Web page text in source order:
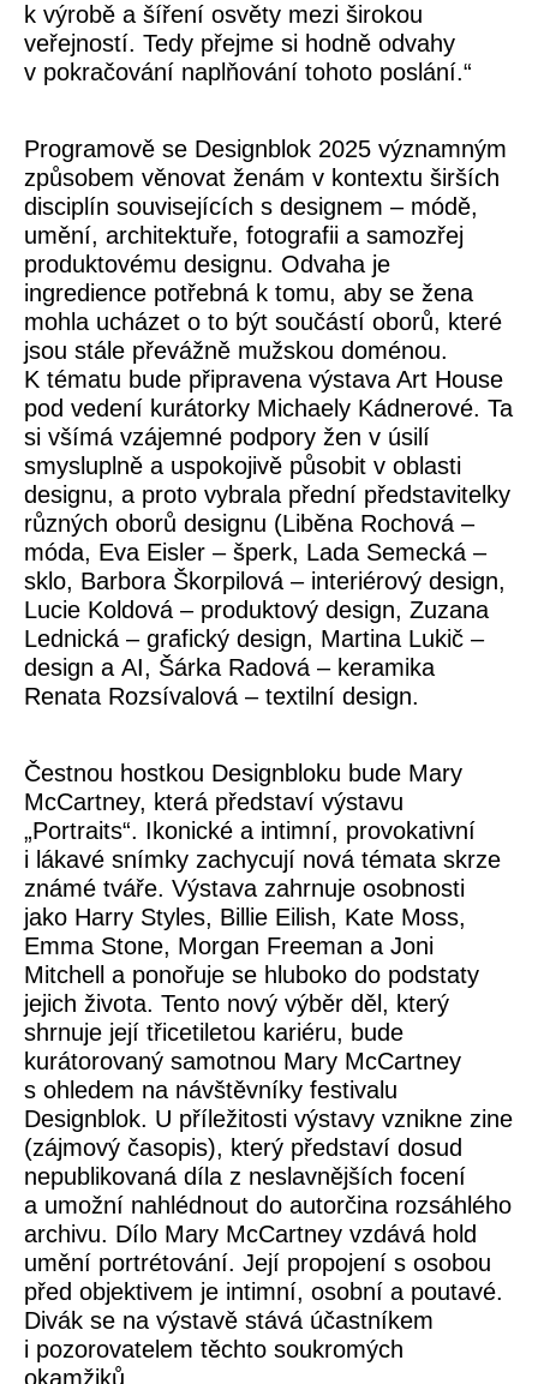
k výrobě a šíření osvěty mezi širokou
veřejností. Tedy přejme si hodně odvahy
v pokračování naplňování tohoto poslání.“
Programově se Designblok 2025 významným
způsobem věnovat ženám v kontextu širších
disciplín souvisejících s designem – módě,
umění, architektuře, fotografii a samozřej
produktovému designu. Odvaha je
ingredience potřebná k tomu, aby se žena
mohla ucházet o to být součástí oborů, které
jsou stále převážně mužskou doménou.
K tématu bude připravena výstava Art House
pod vedení kurátorky Michaely Kádnerové. Ta
si všímá vzájemné podpory žen v úsilí
smysluplně a uspokojivě působit v oblasti
designu, a proto vybrala přední představitelky
různých oborů designu (Liběna Rochová –
móda, Eva Eisler – šperk, Lada Semecká –
sklo, Barbora Škorpilová – interiérový design,
Lucie Koldová – produktový design, Zuzana
Lednická – grafický design, Martina Lukič –
design a AI, Šárka Radová – keramika
Renata Rozsívalová – textilní design.
Čestnou hostkou Designbloku bude Mary
McCartney, která představí výstavu
„Portraits“. Ikonické a intimní, provokativní
i lákavé snímky zachycují nová témata skrze
známé tváře. Výstava zahrnuje osobnosti
jako Harry Styles, Billie Eilish, Kate Moss,
Emma Stone, Morgan Freeman a Joni
Mitchell a ponořuje se hluboko do podstaty
jejich života. Tento nový výběr děl, který
shrnuje její třicetiletou kariéru, bude
kurátorovaný samotnou Mary McCartney
s ohledem na návštěvníky festivalu
Designblok. U příležitosti výstavy vznikne zine
(zájmový časopis), který představí dosud
nepublikovaná díla z neslavnějších focení
a umožní nahlédnout do autorčina rozsáhlého
archivu. Dílo Mary McCartney vzdává hold
umění portrétování. Její propojení s osobou
před objektivem je intimní, osobní a poutavé.
Divák se na výstavě stává účastníkem
i pozorovatelem těchto soukromých
okamžiků.